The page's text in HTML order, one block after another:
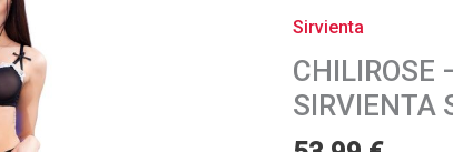
Sirvienta
CHILIROSE
SIRVIENTA
CR
DISFRAZ
SIRVIENTA